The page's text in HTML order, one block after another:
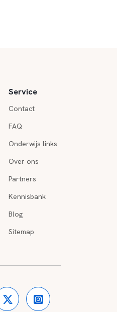
Service
Contact
FAQ
Onderwijs links
Over ons
Partners
Kennisbank
Blog
Sitemap